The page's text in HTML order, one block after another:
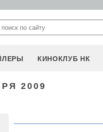
КИНОКЛУБ НК
2009